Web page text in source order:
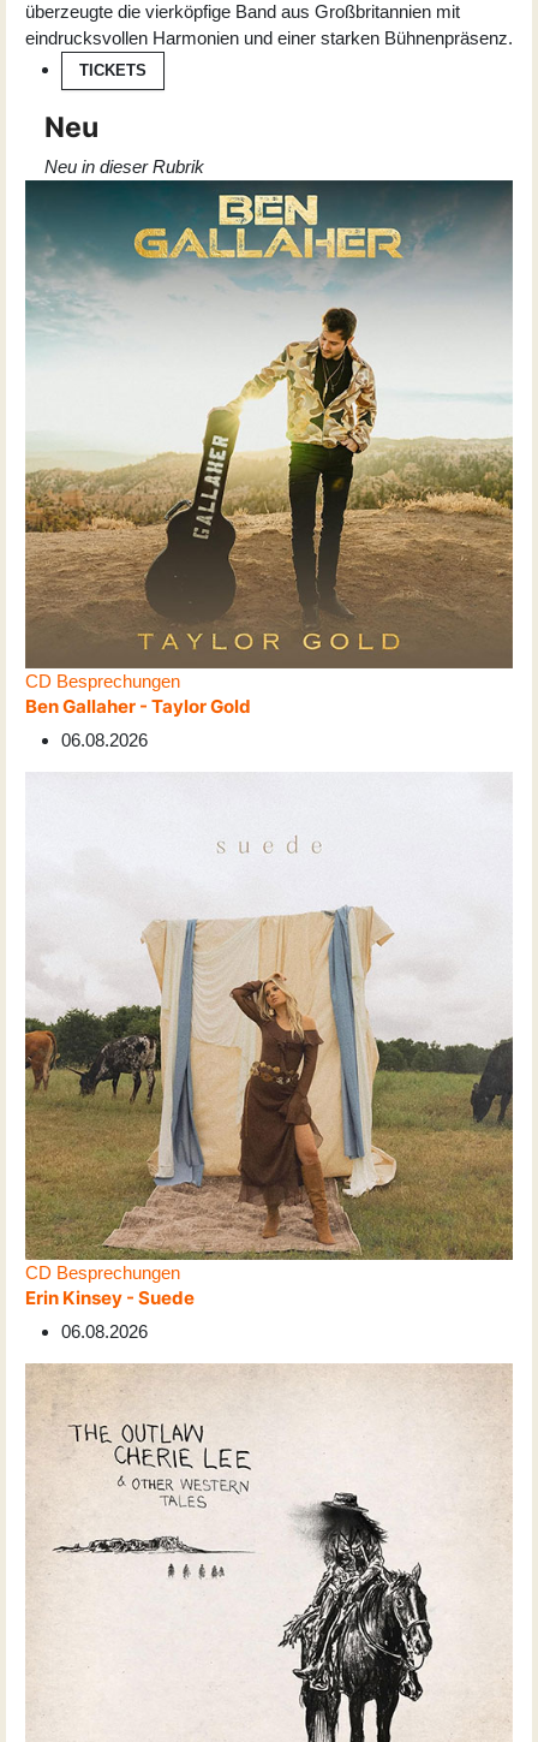
überzeugte die vierköpfige Band aus Großbritannien mit
eindrucksvollen Harmonien und einer starken Bühnenpräsenz.
TICKETS
Neu
Neu in dieser Rubrik
CD Besprechungen
Ben Gallaher - Taylor Gold
06.08.2026
CD Besprechungen
Erin Kinsey - Suede
06.08.2026